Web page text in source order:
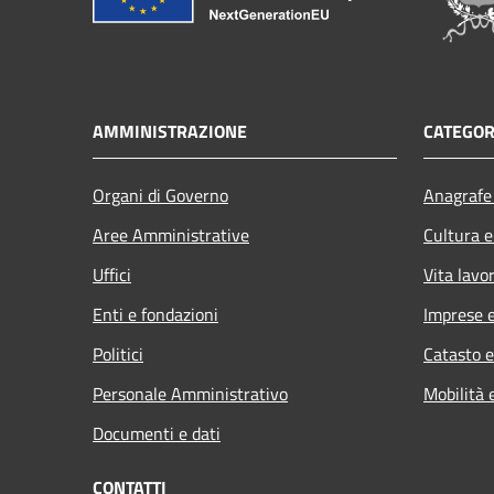
AMMINISTRAZIONE
Organi di Governo
Aree Amministrative
Uffici
Enti e fondazioni
Politici
Personale Amministrativo
Documenti e dati
Cultura
Vita
Imprese
Catasto
Mobilità
CONTATTI